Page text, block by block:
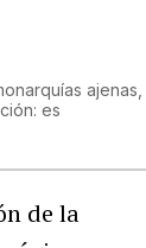
ajenas,
es
de la